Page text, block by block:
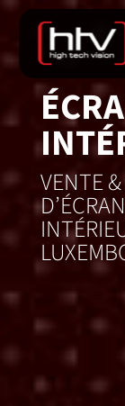
VENTE